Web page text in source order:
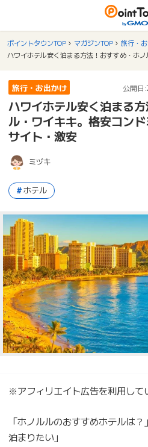
ポイントタウンTOP マガジンTOP
旅行・
旅行・お出かけ 公開日:
ハワイホテル安く泊まる
ル・ワイキキ。格安コン
サイト・激安
ミヅキ
ホテル
※アフィリエイト広告を利用して
「ホノルルのおすすめホテルは
泊まりたい」